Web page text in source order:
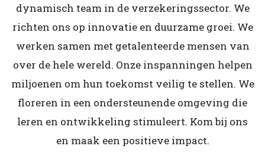
dynamisch team in de verzekeringssector. We
richten ons op innovatie en duurzame groei. We
werken samen met getalenteerde mensen van
over de hele wereld. Onze inspanningen helpen
miljoenen om hun toekomst veilig te stellen. We
floreren in een ondersteunende omgeving die
leren en ontwikkeling stimuleert. Kom bij ons
en maak een positieve impact.